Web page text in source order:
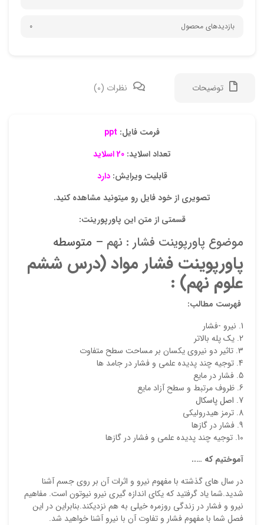
بازدیدهای محصول 0
توضیحات نظرات (0)
فرمت فایل: ppt
تعداد اسلاید: 20 اسلاید
قابلیت ویرایش:دارد
تصویری از خود فایل رو میتونید مشاهده کنید.
قسمتی از متن این پاورپورینت:
موضوع پاورپوینت فشار : نهم – متوسطه
پاورپوینت فشار مواد (درس ششم
علوم نهم) :
فهرست مطالب:
نیرو -فشار
یک پله بالاتر
تاثیر دو نیروی یکسان بر مساحت سطح متفاوت
توجیه چند پدیده علمی و فشار در جامد ها
فشار در مایع
ظروف مرتبط و سطح آزاد مایع
اصل پاسکال
ترمز هیدرولیکی
فشار در گازها
توجیه چند پدیده علمی و فشار در گازها
آموختیم که …..
در سال های گذشته با مفهوم نیرو و اثرات آن بر روی جسم آشنا
شدید.شما یاد گرفتید که یکای اندازه گیری نیرو نیوتون است. مفاهیم
نیرو و فشار در زندگی روزمره خیلی به هم نزدیکند.بنابراین در این
فصل شما با مفهوم فشار و تفاوت آن با نیرو آشنا خواهید شد.